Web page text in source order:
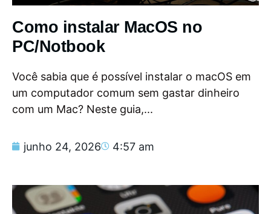
Como instalar MacOS no
PC/Notbook
Você sabia que é possível instalar o macOS em
um computador comum sem gastar dinheiro
com um Mac? Neste guia,...
junho 24, 2026 4:57 am